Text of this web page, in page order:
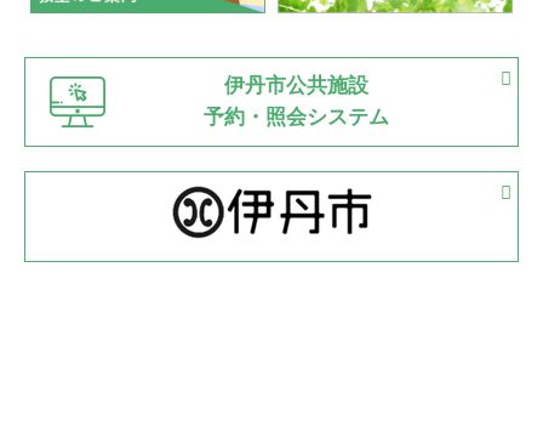
緑ケ丘体育館 猪名川運動広場
古池運動広場
2022.06.12
県知事杯争奪バレーボール大会が開催
緑ケ丘体育館
2022.05.05
体育協会長杯 バドミントン競技の部
2022.05.22
伊丹市公共施設
予約・照会システム